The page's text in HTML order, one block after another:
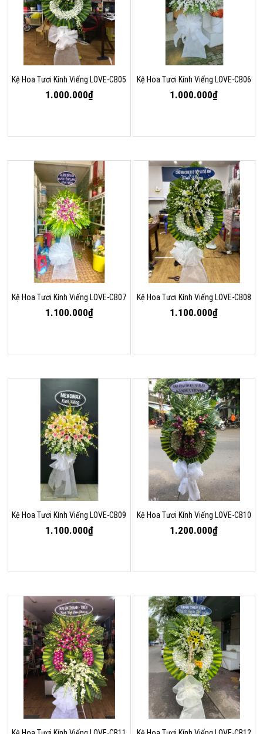
Kệ Hoa Tươi Kính Viếng LOVE-CB05
1.000.000₫
Kệ Hoa Tươi Kính Viếng LOVE-CB06
1.000.000₫
Kệ Hoa Tươi Kính Viếng LOVE-CB07
1.100.000₫
Kệ Hoa Tươi Kính Viếng LOVE-CB08
1.100.000₫
Kệ Hoa Tươi Kính Viếng LOVE-CB09
1.100.000₫
Kệ Hoa Tươi Kính Viếng LOVE-CB10
1.200.000₫